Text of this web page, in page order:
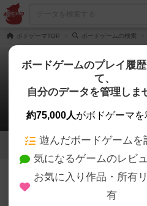
ボドゲーマTOP ボードゲームの検索
アー
13店のカフェ/スペ
4 3
アーグラで遊ぶことができるボードゲ
録されています。公開プロフィールの
グインすると、同じ都道府県内の店舗に
ボードゲームのプレイ履
て、
自分のデータを管理しま
約75,000人がボドゲーマを
遊んだボードゲームを
気になるゲームのレビ
お気に入り作品・所有
有